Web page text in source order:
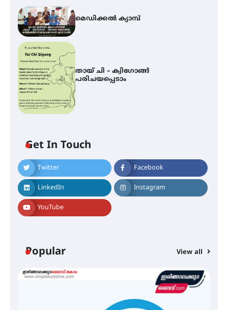
മെഡിക്കൽ ക്യാമ്പ്
തായ് ചി – ക്വിഗോങ്ങ്
പരിചയപ്പെടാം
Get In Touch
Twitter Facebook
LinkedIn Instagram
YouTube
Popular View all
ഐ.ഐ.ടി മദ്രാസ്സിൽ നിന്നും
ഡോക്ടറേറ്റ് – ഇരിങ്ങാലക്കുട
സ്വദേശി ആതിര എം കെ യുടെ
നേട്ടം പ്രതിസന്ധികളോട് പൊരുതി
പരിചയപ്പെടാം